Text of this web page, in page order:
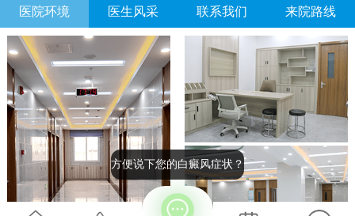
医院环境 医生风采 联系我们 来院路线
方便说下您的白癜风症状？